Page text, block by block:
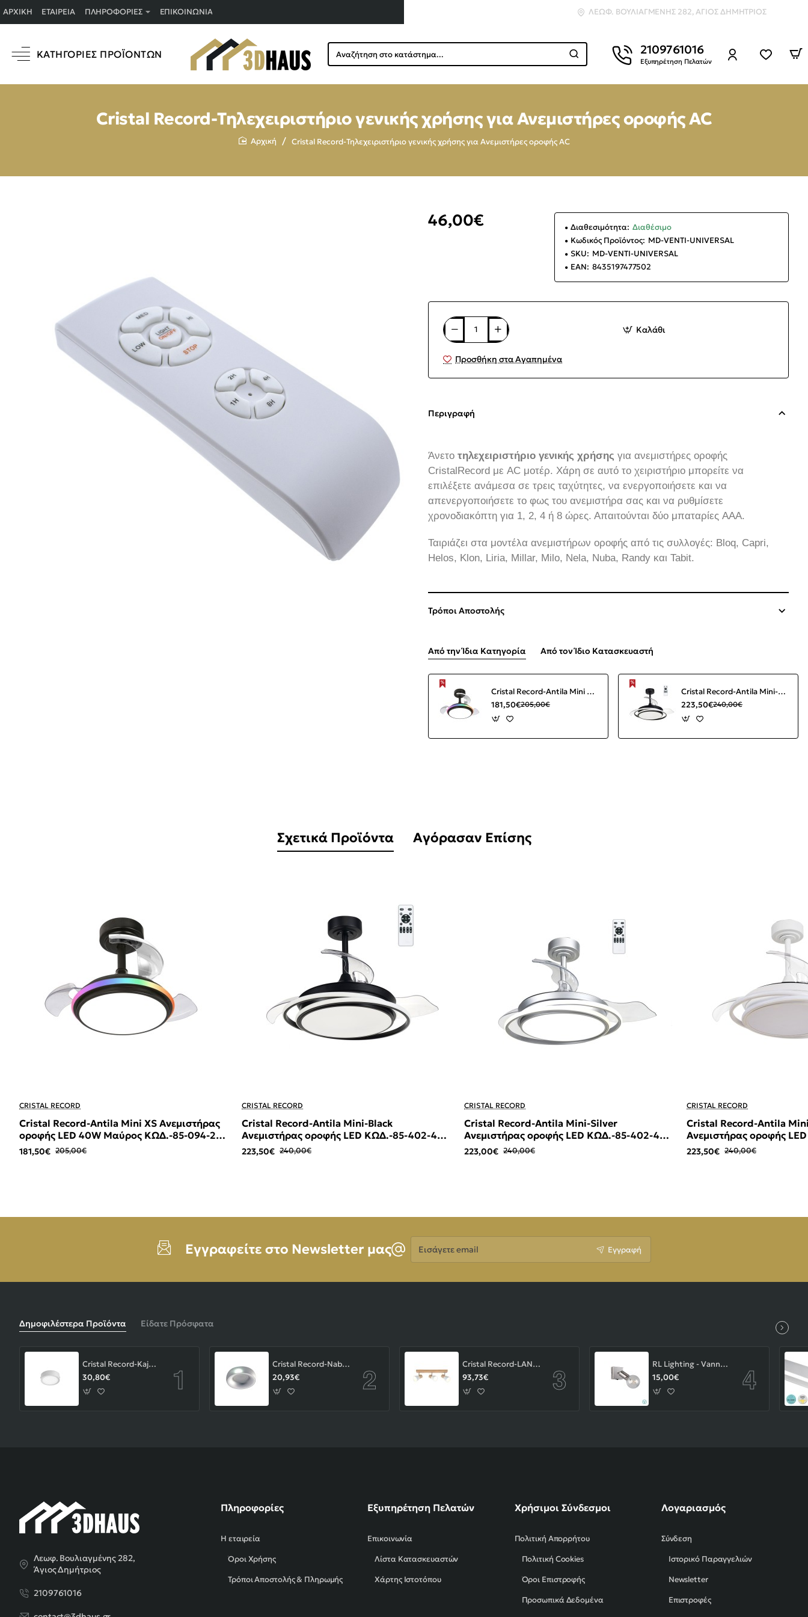
ΑΡΧΙΚΉ ΕΤΑΙΡΕΊΑ ΠΛΗΡΟΦΟΡΊΕΣ ΕΠΙΚΟΙΝΩΝΊΑ ΛΕΩΦ. ΒΟΥΛΙΑΓΜΈΝΗΣ 282, ΆΓΙΟΣ ΔΗΜΉΤΡΙΟΣ
ΚΑΤΗΓΟΡΊΕΣ ΠΡΟΪΌΝΤΩΝ
Αναζήτηση
στο
2109761016
Εξυπηρέτηση Πελατών
Cristal Record-Τηλεχειριστήριο γενικής χρήσης για Ανεμιστήρες οροφής AC
Cristal Record-Τηλεχειριστήριο γενικής χρήσης για Ανεμιστήρες οροφής AC
46,00€ Διαθεσιμότητα: Διαθέσιμο
Κωδικός Προϊόντος: MD-VENTI-UNIVERSAL
SKU: MD-VENTI-UNIVERSAL
EAN: 8435197477502
Καλάθι
Προσθήκη στα Αγαπημένα
Περιγραφή
Άνετο τηλεχειριστήριο γενικής χρήσης για ανεμιστήρες οροφής
CristalRecord με AC μοτέρ. Χάρη σε αυτό το χειριστήριο μπορείτε να
επιλέξετε ανάμεσα σε τρεις ταχύτητες, να ενεργοποιήσετε και να
απενεργοποιήσετε το φως του ανεμιστήρα σας και να ρυθμίσετε
χρονοδιακόπτη για 1, 2, 4 ή 8 ώρες. Απαιτούνται δύο μπαταρίες AAA.
Ταιριάζει στα μοντέλα ανεμιστήρων οροφής από τις συλλογές: Bloq, Capri,
Helos, Klon, Liria, Millar, Milo, Nela, Nuba, Randy και Tabit.
Τρόποι Αποστολής
Από την Ίδια Κατηγορία Από τον Ίδιο Κατασκευαστή
Cristal Record-Antila Mini XS Ανεμιστήρας οροφής LED 40W Μαύρος ΚΩΔ.-85-094-22-180
181,50€205,00€
Cristal Record-Antila Mini-Black Ανεμιστήρας οροφής LED ΚΩΔ.-85-402-40-180
223,50€240,00€
Σχετικά Προϊόντα Αγόρασαν Επίσης
-11%
CRISTAL RECORD
Cristal Record-Antila Mini XS Ανεμιστήρας
οροφής LED 40W Μαύρος ΚΩΔ.-85-094-22-
180
181,50€ 205,00€
-7%
CRISTAL RECORD
Cristal Record-Antila Mini-Black
Ανεμιστήρας οροφής LED ΚΩΔ.-85-402-40-
180
223,50€ 240,00€
-7%
CRISTAL RECORD
Cristal Record-Antila Mini-Silver
Ανεμιστήρας οροφής LED ΚΩΔ.-85-402-40-
281
223,00€ 240,00€
-7%
CRISTAL RECORD
Cristal Record-Antila
Ανεμιστήρας οροφής
100
223,50€ 240,00€
Εγγραφείτε στο Newsletter μας
Εισάγετε
email
Εγγραφή
Δημοφιλέστερα Προϊόντα Είδατε Πρόσφατα
Cristal Record-Kaju Φωτιστικό Οροφής/Επιτοίχιο LED 8W, Γκρι
30,80€
Cristal Record-Nabila Χωνευτό Σποτ GU10 ΚΩΔ.-01-180-01-281
20,93€
Cristal Record-LAN Φωτιστικού οροφής Ε14 ΚΩΔ.-43-103-14-000
93,73€
RL Lighting - Vannes Επιτοίχιο Φωτιστικό Σποτ 1xE27 Νίκελ Ματ ΚΩΔ.-R80181707
15,00€
Λεωφ. Βουλιαγμένης 282,
Άγιος Δημήτριος
2109761016
Πληροφορίες
Η εταιρεία
Όροι Χρήσης
Τρόποι Αποστολής & Πληρωμής
Εξυπηρέτηση Πελατών
Επικοινωνία
Λίστα Κατασκευαστών
Χάρτης Ιστοτόπου
Χρήσιμοι Σύνδεσμοι
Πολιτική Απορρήτου
Πολιτική Cookies
Όροι Επιστροφής
Προσωπικά Δεδομένα
Λογαριασμός
Σύνδεση
Ιστορικό Παραγγελιών
Newsletter
Επιστροφές